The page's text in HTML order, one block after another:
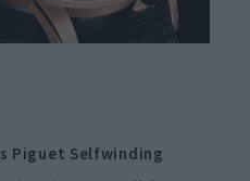
Piguet Selfwinding